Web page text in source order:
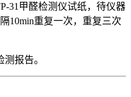
31甲醛检测仪试纸，待仪器
10min重复一次，重复三次
报告。